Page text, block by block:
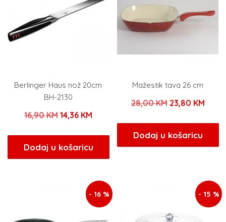
Berlinger Haus nož 20cm
BH-2130
16,90KM Izvorna
bila
je:
14,36 KMTrenutna
je:
14,36 KM.
Dodaj u košaricu
Mažestik tava 26 cm
28,00KM Izvorna
bila
je:
23,80 KM
Dodaj u košaricu
- 16 % - 15 %